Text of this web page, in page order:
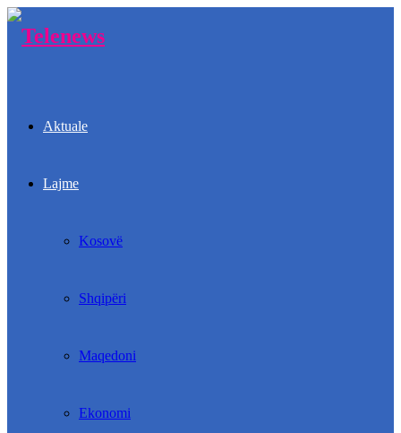
Aktuale
Lajme
Kosovë
Shqipëri
Maqedoni
Ekonomi